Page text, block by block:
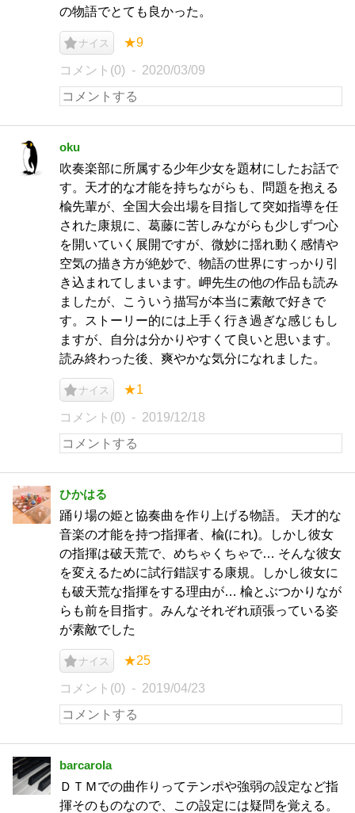
の物語でとても良かった。
ナイス ★9
コメント(0) 2020/03/09
oku
吹奏楽部に所属する少年少女を題材にしたお話で
す。天才的な才能を持ちながらも、問題を抱える
楡先輩が、全国大会出場を目指して突如指導を任
された康規に、葛藤に苦しみながらも少しずつ心
を開いていく展開ですが、微妙に揺れ動く感情や
空気の描き方が絶妙で、物語の世界にすっかり引
き込まれてしまいます。岬先生の他の作品も読み
ましたが、こういう描写が本当に素敵で好きで
す。ストーリー的には上手く行き過ぎな感じもし
ますが、自分は分かりやすくて良いと思います。
読み終わった後、爽やかな気分になれました。
ナイス ★1
コメント(0) 2019/12/18
ひかはる
踊り場の姫と協奏曲を作り上げる物語。 天才的な
音楽の才能を持つ指揮者、楡(にれ)。しかし彼女
の指揮は破天荒で、めちゃくちゃで… そんな彼女
を変えるために試行錯誤する康規。しかし彼女に
も破天荒な指揮をする理由が… 楡とぶつかりなが
らも前を目指す。みんなそれぞれ頑張っている姿
が素敵でした
ナイス ★25
コメント(0) 2019/04/23
barcarola
ＤＴＭでの曲作りってテンポや強弱の設定など指
揮そのものなので、この設定には疑問を覚える。